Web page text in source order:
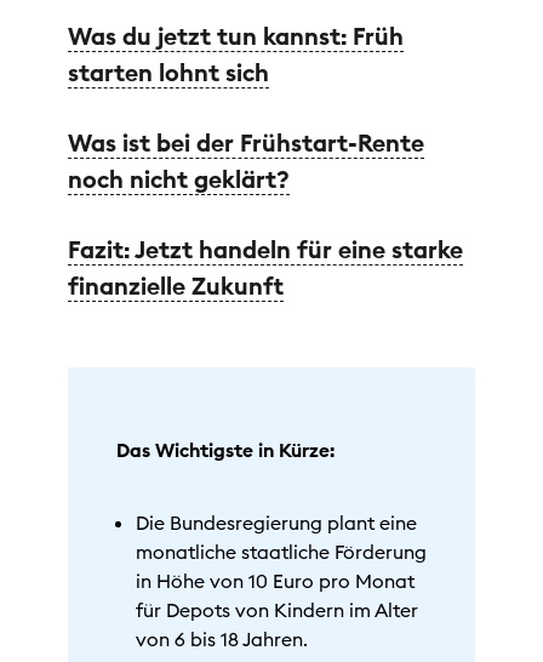
Was du jetzt tun kannst: Früh
starten lohnt sich
Was ist bei der Frühstart-Rente
noch nicht geklärt?
Fazit: Jetzt handeln für eine starke
finanzielle Zukunft
Das Wichtigste in Kürze:
Die Bundesregierung plant eine
monatliche staatliche Förderung
in Höhe von 10 Euro pro Monat
für Depots von Kindern im Alter
von 6 bis 18 Jahren.